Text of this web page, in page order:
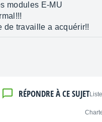
modules E-MU
de travaille a acquérir!!
RÉPONDRE À CE SUJET